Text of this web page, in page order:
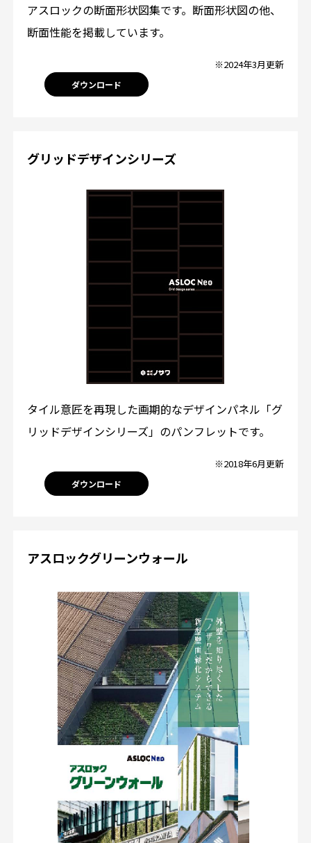
アスロックの断面形状図集です。断面形状図の他、
断面性能を掲載しています。
※2024年3月更新
ダウンロード
グリッドデザインシリーズ
タイル意匠を再現した画期的なデザインパネル「グ
リッドデザインシリーズ」のパンフレットです。
※2018年6月更新
ダウンロード
アスロックグリーンウォール